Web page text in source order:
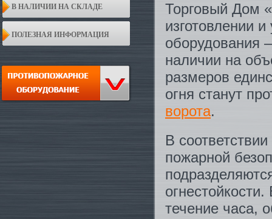
В НАЛИЧИИ НА СКЛАДЕ
ПОЛЕЗНАЯ ИНФОРМАЦИЯ
Торговый Дом
изготовлении
оборудования
наличии на
размеров
огня станут
ворота.
В
пожарной
течение часа,